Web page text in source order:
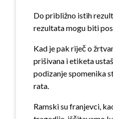
Do približno istih
rezultata mogu biti
Kad je pak riječ o
prišivana i etiketa
podizanje spomenika
rata.
Ramski su franjevci,